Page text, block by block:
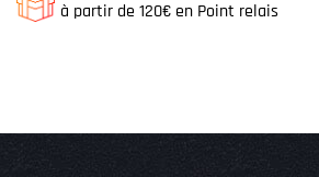
à partir de 120€ en Point relais